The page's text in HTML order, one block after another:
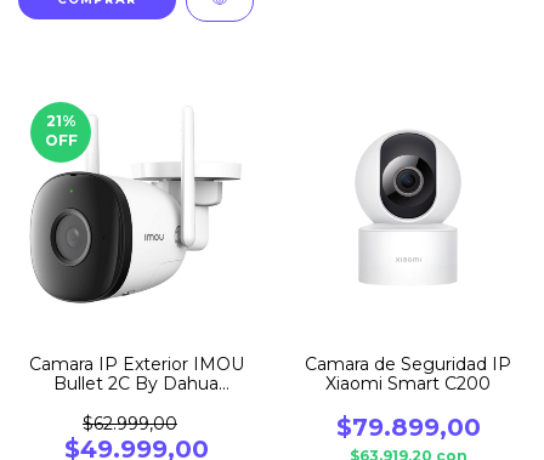
21%
OFF
Camara IP Exterior IMOU
Bullet 2C By Dahua
$62.999,00
$49.999,00
Camara de Seguridad IP
Xiaomi Smart C200
$79.899,00
$63.919,20 con